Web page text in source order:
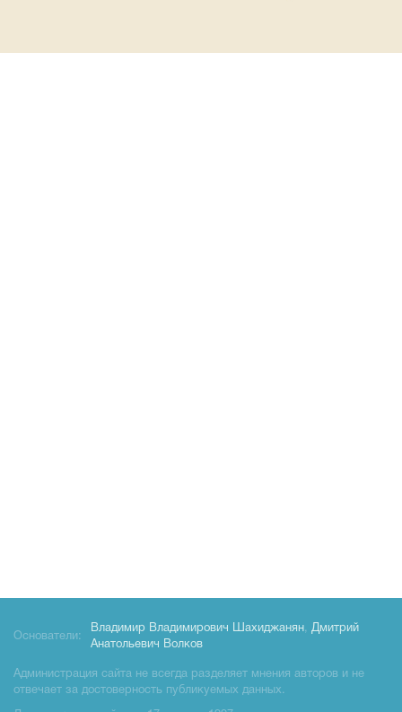
Основатели:
Владимир Владимирович Шахиджанян, Дмитрий
Анатольевич Волков
Администрация сайта не всегда разделяет мнения авторов и не
отвечает за достоверность публикуемых данных.